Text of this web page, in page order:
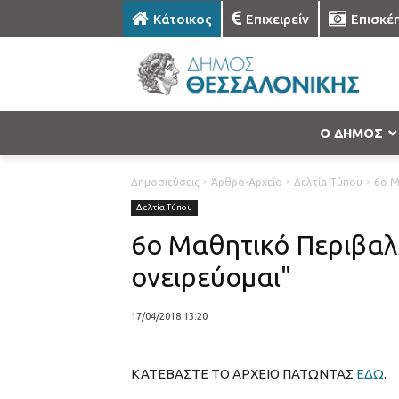
Κάτοικος Επιχειρείν
Ο ΔΗΜΟΣ
Δημοσιεύσεις Άρθρο-Αρχείο Δελτία Τύπου 6ο
Δελτία Τύπου
6ο Μαθητικό
ονειρεύομαι"
17/04/2018 13:20
ΚΑΤΕΒΑΣΤΕ ΤΟ ΑΡΧΕΙΟ ΠΑΤΩΝΤΑΣ ΕΔΩ.